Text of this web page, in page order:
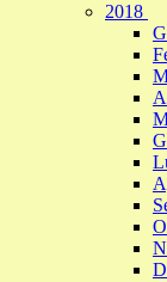
2018